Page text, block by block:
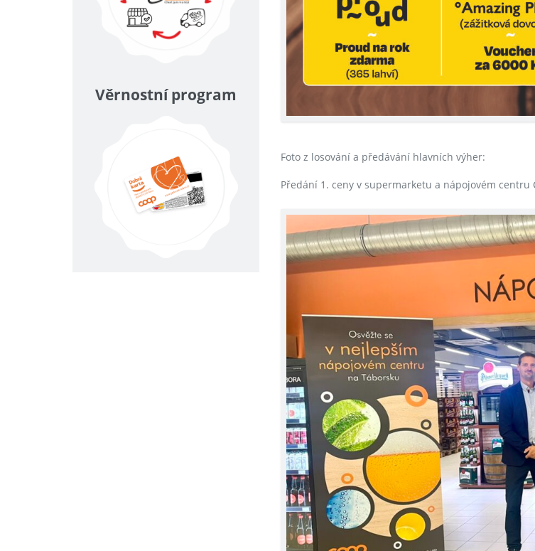
Foto z losování a předávání hlavních výher:
Předání 1. ceny v supermarketu a nápojovém centru
Věrnostní program